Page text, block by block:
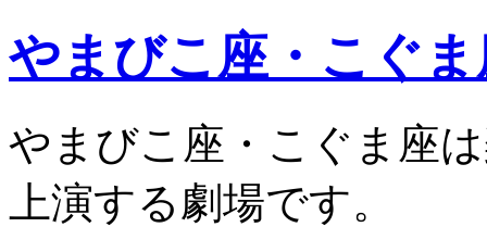
やまびこ座・こぐま
やまびこ座・こぐま座
上演する劇場です。